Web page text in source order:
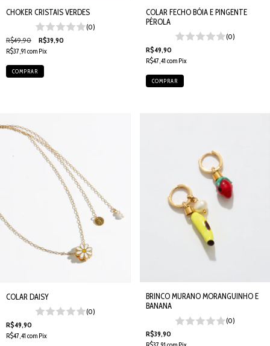
CHOKER CRISTAIS VERDES
(0)
R$49,90
R$39,90
R$37,91 com Pix
COLAR FECHO BÓIA E PINGENTE
PÉROLA
(0)
R$49,90
R$47,41 com Pix
COLAR DAISY
(0)
R$49,90
R$47,41 com Pix
BRINCO MURANO MORANGUINHO E
BANANA
(0)
R$39,90